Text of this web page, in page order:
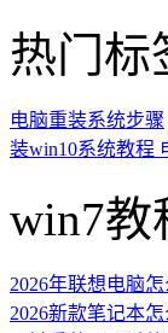
热门标
电脑重装系统步骤
装win10系统教程
win7教
2026年联想电脑
2026新款笔记本